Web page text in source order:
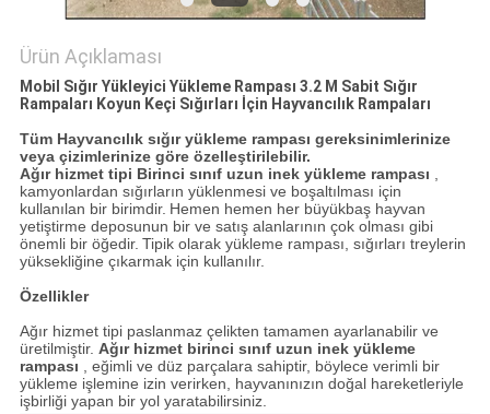
Ürün Açıklaması
Mobil Sığır Yükleyici Yükleme Rampası 3.2 M Sabit Sığır
Rampaları Koyun Keçi Sığırları İçin Hayvancılık Rampaları
Tüm Hayvancılık sığır yükleme rampası gereksinimlerinize
veya çizimlerinize göre özelleştirilebilir.
Ağır hizmet tipi Birinci sınıf uzun inek yükleme rampası ,
kamyonlardan sığırların yüklenmesi ve boşaltılması için
kullanılan bir birimdir. Hemen hemen her büyükbaş hayvan
yetiştirme deposunun bir ve satış alanlarının çok olması gibi
önemli bir öğedir. Tipik olarak yükleme rampası, sığırları treylerin
yüksekliğine çıkarmak için kullanılır.
Özellikler
Ağır hizmet tipi paslanmaz çelikten tamamen ayarlanabilir ve
üretilmiştir. Ağır hizmet birinci sınıf uzun inek yükleme
rampası , eğimli ve düz parçalara sahiptir, böylece verimli bir
yükleme işlemine izin verirken, hayvanınızın doğal hareketleriyle
işbirliği yapan bir yol yaratabilirsiniz.